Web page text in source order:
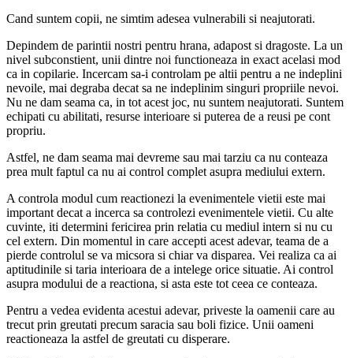
Cand suntem copii, ne simtim adesea vulnerabili si neajutorati.
Depindem de parintii nostri pentru hrana, adapost si dragoste. La un
nivel subconstient, unii dintre noi functioneaza in exact acelasi mod
ca in copilarie. Incercam sa-i controlam pe altii pentru a ne indeplini
nevoile, mai degraba decat sa ne indeplinim singuri propriile nevoi.
Nu ne dam seama ca, in tot acest joc, nu suntem neajutorati. Suntem
echipati cu abilitati, resurse interioare si puterea de a reusi pe cont
propriu.
Astfel, ne dam seama mai devreme sau mai tarziu ca nu conteaza
prea mult faptul ca nu ai control complet asupra mediului extern.
A controla modul cum reactionezi la evenimentele vietii este mai
important decat a incerca sa controlezi evenimentele vietii. Cu alte
cuvinte, iti determini fericirea prin relatia cu mediul intern si nu cu
cel extern. Din momentul in care accepti acest adevar, teama de a
pierde controlul se va micsora si chiar va disparea. Vei realiza ca ai
aptitudinile si taria interioara de a intelege orice situatie. Ai control
asupra modului de a reactiona, si asta este tot ceea ce conteaza.
Pentru a vedea evidenta acestui adevar, priveste la oamenii care au
trecut prin greutati precum saracia sau boli fizice. Unii oameni
reactioneaza la astfel de greutati cu disperare.